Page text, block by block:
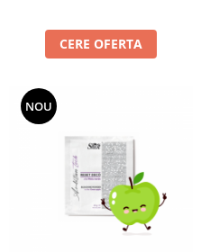
Trepiede cap manechin
Foarfece de filat
CERE OFERTA
NOU